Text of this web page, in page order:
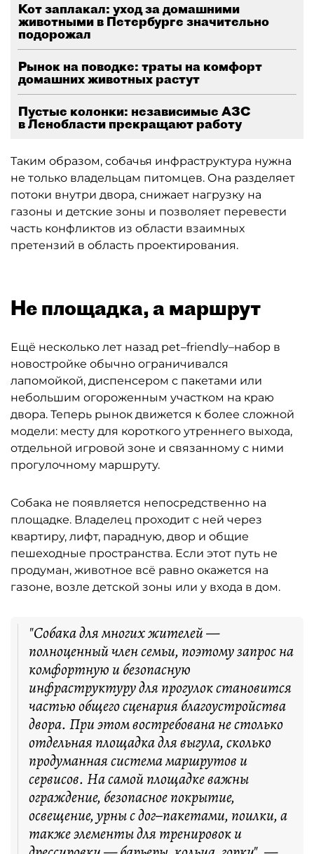
Кот заплакал: уход за домашними
животными в Петербурге значительно
подорожал
Рынок на поводке: траты на комфорт
домашних животных растут
Пустые колонки: независимые АЗС
в Ленобласти прекращают работу
Таким образом, собачья инфраструктура нужна
не только владельцам питомцев. Она разделяет
потоки внутри двора, снижает нагрузку на
газоны и детские зоны и позволяет перевести
часть конфликтов из области взаимных
претензий в область проектирования.
Не площадка, а маршрут
Ещё несколько лет назад pet–friendly–набор в
новостройке обычно ограничивался
лапомойкой, диспенсером с пакетами или
небольшим огороженным участком на краю
двора. Теперь рынок движется к более сложной
модели: месту для короткого утреннего выхода,
отдельной игровой зоне и связанному с ними
прогулочному маршруту.
Собака не появляется непосредственно на
площадке. Владелец проходит с ней через
квартиру, лифт, парадную, двор и общие
пешеходные пространства. Если этот путь не
продуман, животное всё равно окажется на
газоне, возле детской зоны или у входа в дом.
"Собака для многих жителей —
полноценный член семьи, поэтому запрос на
комфортную и безопасную
инфраструктуру для прогулок становится
частью общего сценария благоустройства
двора. При этом востребована не столько
отдельная площадка для выгула, сколько
продуманная система маршрутов и
сервисов. На самой площадке важны
ограждение, безопасное покрытие,
освещение, урны с дог–пакетами, поилки, а
также элементы для тренировок и